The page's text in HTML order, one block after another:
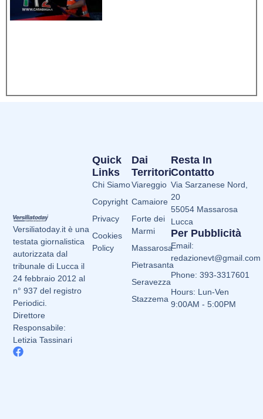
Versiliatoday.it è una
testata giornalistica
autorizzata dal
tribunale di Lucca il
24 febbraio 2012 al
n° 937 del registro
Periodici.
Direttore
Responsabile:
Letizia Tassinari
Dai
Territori
Viareggio
Camaiore
Forte dei
Marmi
Massarosa
Pietrasanta
Seravezza
Stazzema
Quick
Links
Chi Siamo
Copyright
Privacy
Cookies
Policy
Resta In
Contatto
Via Sarzanese Nord,
20
55054 Massarosa
Lucca
Per Pubblicità
Email:
redazionevt@gmail.com
Phone: 393-3317601
Hours: Lun-Ven
9:00AM - 5:00PM